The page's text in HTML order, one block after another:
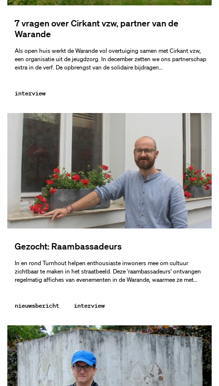
7 vragen over Cirkant vzw, partner van de
Warande
Als open huis werkt de Warande vol overtuiging samen met Cirkant vzw,
een organisatie uit de jeugdzorg. In december zetten we ons partnerschap
extra in de verf. De opbrengst van de solidaire bijdragen…
interview
Gezocht: Raambassadeurs
In en rond Turnhout helpen enthousiaste inwoners mee om cultuur
zichtbaar te maken in het straatbeeld. Deze ‘raambassadeurs’ ontvangen
regelmatig affiches van evenementen in de Warande, waarmee ze met…
nieuwsbericht interview